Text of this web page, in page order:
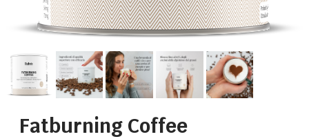
Fatburning Coffee